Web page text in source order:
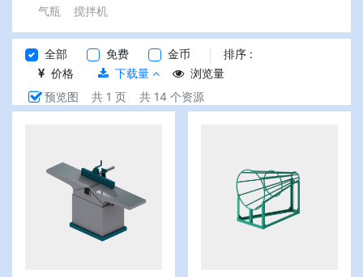
气瓶 搅拌机
全部 免费 金币
排序 :
价格
下载量
浏览量
预览图
共 1 页 共 14 个资源